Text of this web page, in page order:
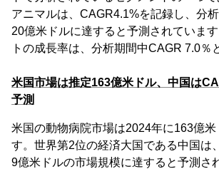
アニマルは、CAGR4.1%を記録し、分
20億米ドルに達すると予測されていま
トの成長率は、分析期間中CAGR 7.0％
米国市場は推定163億米ドル、中国は
予測
米国の動物病院市場は2024年に163億米
す。世界第2位の経済大国である中国は
9億米ドルの市場規模に達すると予測さ